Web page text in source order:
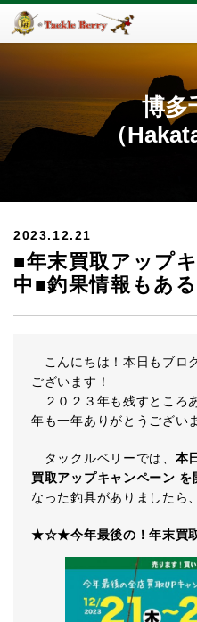
博多
（
2023.12.21
■年末買取アップ
中■釣果情報もあ
こんにちは！本日もブロ
ございます！
２０２３年も残すところ
年も一年ありがとうござい
タックルベリーでは、 本
買取アップキャンペーン を
なった釣具がありましたら
★☆★今年最後の！年末買